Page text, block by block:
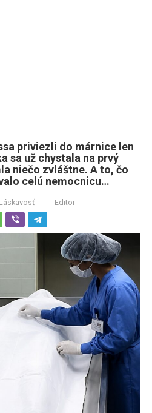
priviezli do márnice len
sa už chystala na prvý
niečo zvláštne. A to, čo
celú nemocnicu…
Láskavosť Editor